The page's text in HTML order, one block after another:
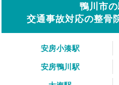
鴨川市
交通事故対応の整骨
安房小湊駅
安房鴨川駅